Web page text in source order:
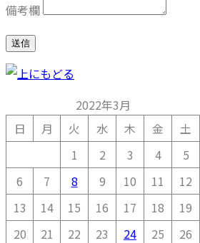
備考欄
送信
2022年3月
日
月 火 水 木 金
土
1
2 3 4
5
6
7 8 9 10 11
12
13
14 15 16 17 18
19
20
21 22 23 24 25
26